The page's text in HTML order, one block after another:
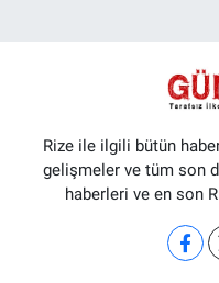
Rize ile ilgili bütün
gelişmeler ve tüm son
haberleri ve en son